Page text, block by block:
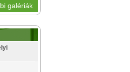
galériák